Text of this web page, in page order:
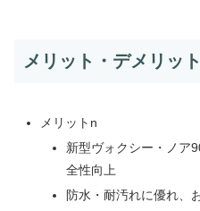
メリット・デメリッ
メリットn
新型ヴォクシー・ノア
全性向上
防水・耐汚れに優れ、